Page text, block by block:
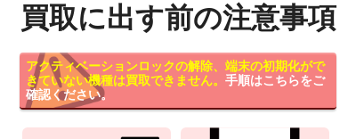
買取に出す前の注意事項
アクティベーションロックの解除、端末の初期化がで
きていない機種は買取できません。 手順はこちらをご
確認ください。